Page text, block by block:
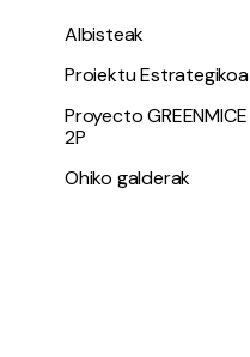
Albisteak
Proiektu Estrategikoa
Proyecto GREENMICE
2P
Ohiko galderak